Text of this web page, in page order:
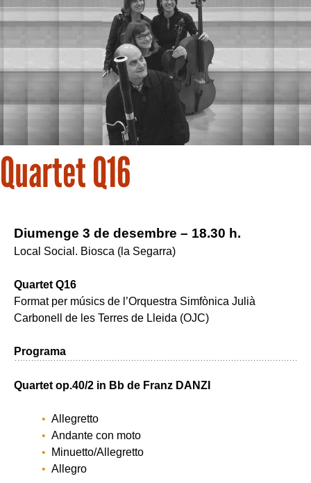
Quartet Q16
Diumenge 3 de desembre – 18.30 h.
Local Social. Biosca (la Segarra)
Quartet Q16
Format per músics de l’Orquestra Simfònica Julià
Carbonell de les Terres de Lleida (OJC)
Programa
Quartet op.40/2 in Bb de Franz DANZI
Allegretto
Andante con moto
Minuetto/Allegretto
Allegro